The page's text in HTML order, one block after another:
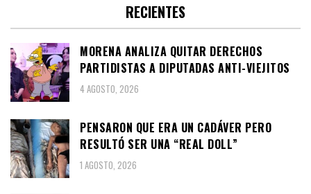
RECIENTES
MORENA ANALIZA QUITAR DERECHOS
PARTIDISTAS A DIPUTADAS ANTI-VIEJITOS
4 AGOSTO, 2026
PENSARON QUE ERA UN CADÁVER PERO
RESULTÓ SER UNA “REAL DOLL”
1 AGOSTO, 2026